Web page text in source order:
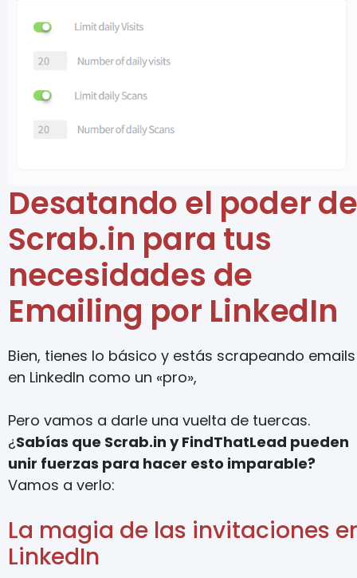
Desatando el poder de
Scrab.in para tus
necesidades de
Emailing por LinkedIn
Bien, tienes lo básico y estás scrapeando emails
en LinkedIn como un «pro»,
Pero vamos a darle una vuelta de tuercas.
¿Sabías que Scrab.in y FindThatLead pueden
unir fuerzas para hacer esto imparable?
Vamos a verlo:
La magia de las invitaciones
LinkedIn